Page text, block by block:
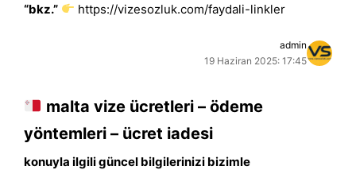
“bkz.” https://vizesozluk.com/faydali-linkler
admin
19 Haziran 2025: 17:45
malta vize ücretleri – ödeme
yöntemleri – ücret iadesi
konuyla ilgili güncel bilgilerinizi bizimle